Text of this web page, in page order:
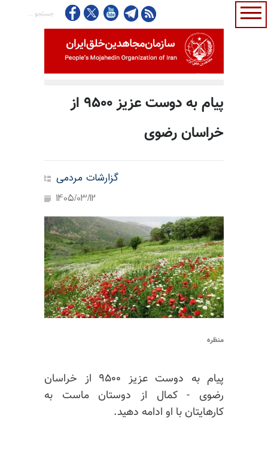
پیام به دوست عزیز ۹۵۰۰ از
خراسان رضوی
گزارشات مردمی
1405/03/12
منظره
پیام به دوست عزیز ۹۵۰۰ از خراسان
رضوی - کمال از دوستان ماست به
کارهایتان با او ادامه دهید.